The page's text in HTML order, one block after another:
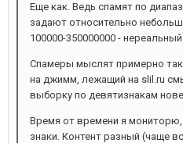
Еще как. Ведь спамят по
задают относительно
100000-350000000 -
Спамеры мыслят примерно
на джимм, лежащий на slil.ru
выборку по девятизнакам
Время от времени я мониторю,
знаки. Контент разный (чаще